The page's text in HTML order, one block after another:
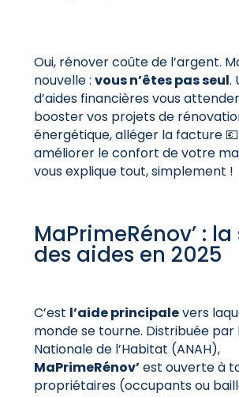
Oui, rénover coûte de l’argent.
nouvelle : vous n’êtes pas seul.
d’aides financières vous
booster vos projets de
énergétique, alléger la facture
améliorer le confort de votre
vous explique tout, simplement !
MaPrimeRénov’ :
des aides en 2025
C’est l’aide principalevers
monde se tourne. Distribuée par
Nationale de l’Habitat (ANAH),
MaPrimeRénov’est ouverte à
propriétaires (occupants ou